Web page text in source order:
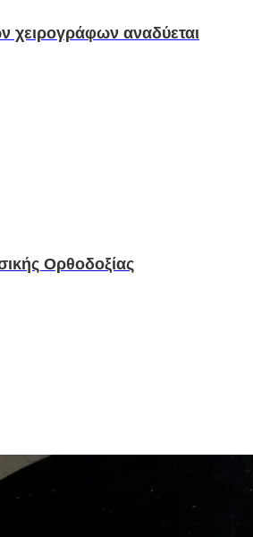
χειρογράφων αναδύεται
Ορθοδοξίας